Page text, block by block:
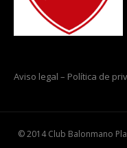
Aviso legal – Política de
© 2014 Club Balonmano